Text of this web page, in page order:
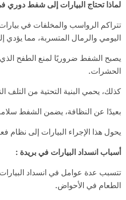
لماذا تحتاج البيارات إلى شفط دوري
تتراكم الرواسب والمخلفات في
اليومي والرمال المتسربة، مما يؤدي
يصبح الشفط ضروريًا لمنع الطفح
الحشرات.
كذلك، يحمي البنية التحتية من التلف
بعيدًا عن النظافة، يضمن الشفط
يحول هذا الإجراء البيارات إلى
أسباب انسداد البيارات في بريدة :
تتسبب عدة عوامل في انسداد
الطعام في الأحواض.